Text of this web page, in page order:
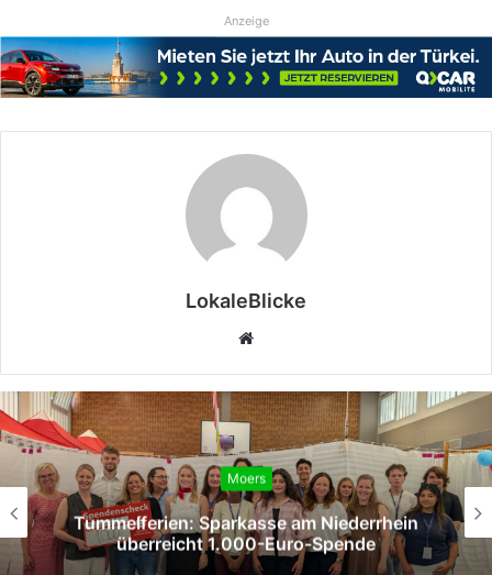
Anzeige
LokaleBlicke
Webseite
Moers
Tummelferien: Sparkasse am Niederrhein
überreicht 1.000-Euro-Spende